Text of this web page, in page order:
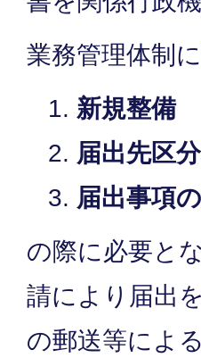
業務管理体制
新規整備
届出先区
届出事項
の際に必要と
請により届出
の郵送等によ